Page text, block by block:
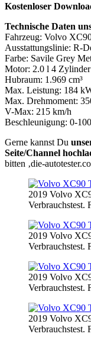
Kostenloser
Technische Daten
Fahrzeug: Volvo
Ausstattungslinie: R-
Farbe: Savile Grey
Motor: 2.0 l 4
Hubraum: 1.969 cm³
Max. Leistung: 184
Max. Drehmoment:
V-Max: 215 km/h
Beschleunigung: 0-
Gerne kannst Du
Seite/Channel
bitten ‚die-
2019 Volvo
Verbrauchstest.
2019 Volvo
Verbrauchstest.
2019 Volvo
Verbrauchstest.
2019 Volvo
Verbrauchstest.